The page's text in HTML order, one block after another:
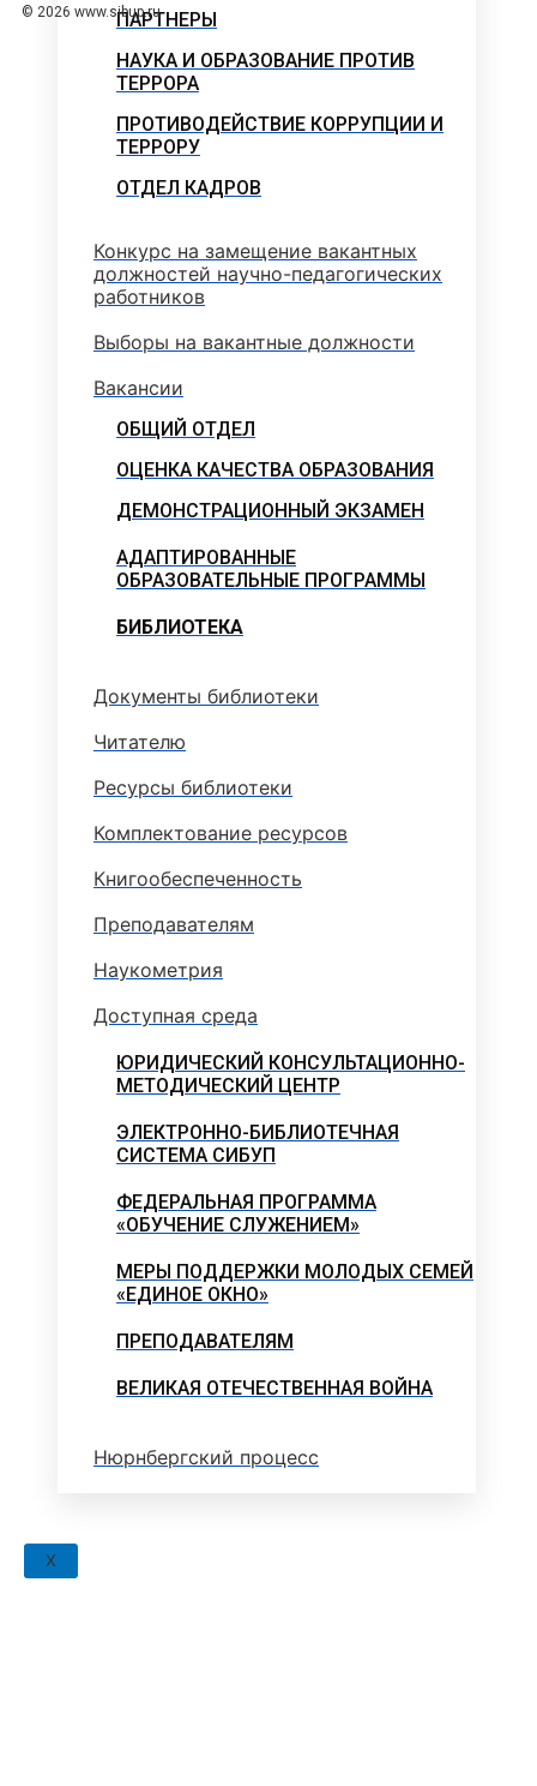
ПАРТНЕРЫ
НАУКА И ОБРАЗОВАНИЕ ПРОТИВ
ТЕРРОРА
ПРОТИВОДЕЙСТВИЕ КОРРУПЦИИ И
ТЕРРОРУ
ОТДЕЛ КАДРОВ
Конкурс на замещение вакантных
должностей научно-педагогических
работников
Выборы на вакантные должности
Вакансии
ОБЩИЙ ОТДЕЛ
ОЦЕНКА КАЧЕСТВА ОБРАЗОВАНИЯ
ДЕМОНСТРАЦИОННЫЙ ЭКЗАМЕН
АДАПТИРОВАННЫЕ
ОБРАЗОВАТЕЛЬНЫЕ ПРОГРАММЫ
БИБЛИОТЕКА
Документы библиотеки
Читателю
Ресурсы библиотеки
Комплектование ресурсов
Книгообеспеченность
Преподавателям
Наукометрия
Доступная среда
ЮРИДИЧЕСКИЙ КОНСУЛЬТАЦИОННО-
МЕТОДИЧЕСКИЙ ЦЕНТР
ЭЛЕКТРОННО-БИБЛИОТЕЧНАЯ
СИСТЕМА СИБУП
ФЕДЕРАЛЬНАЯ ПРОГРАММА
«ОБУЧЕНИЕ СЛУЖЕНИЕМ»
МЕРЫ ПОДДЕРЖКИ МОЛОДЫХ СЕМЕЙ
«ЕДИНОЕ ОКНО»
ПРЕПОДАВАТЕЛЯМ
ВЕЛИКАЯ ОТЕЧЕСТВЕННАЯ ВОЙНА
Нюрнбергский процесс
X
© 2026 www.sibup.ru